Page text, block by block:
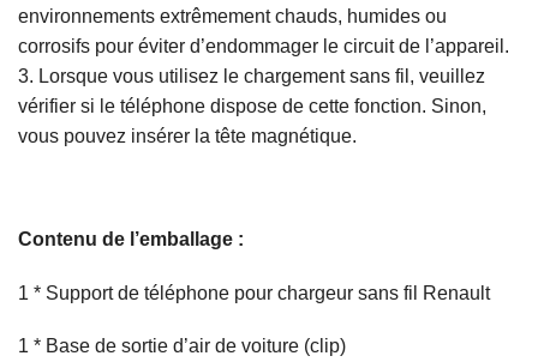
environnements extrêmement chauds, humides ou
corrosifs pour éviter d’endommager le circuit de l’appareil.
3. Lorsque vous utilisez le chargement sans fil, veuillez
vérifier si le téléphone dispose de cette fonction. Sinon,
vous pouvez insérer la tête magnétique.
Contenu de l’emballage :
1 * Support de téléphone pour chargeur sans fil Renault
1 * Base de sortie d’air de voiture (clip)